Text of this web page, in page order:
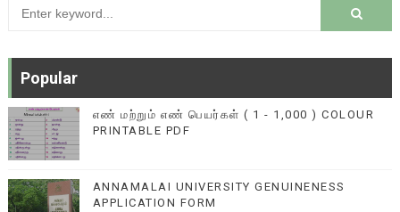
Popular
எண் மற்றும் எண் பெயர்கள் ( 1 - 1,000 ) COLOUR
PRINTABLE PDF
ANNAMALAI UNIVERSITY GENUINENESS
APPLICATION FORM